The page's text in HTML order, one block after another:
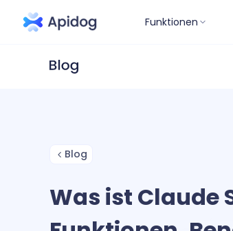
Funktionen
Blog
Was ist Claude